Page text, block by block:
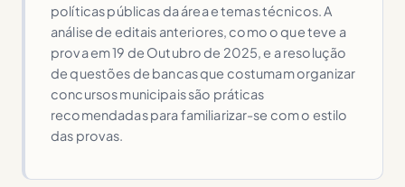
políticas públicas da área e temas técnicos. A
análise de editais anteriores, como o que teve a
prova em 19 de Outubro de 2025, e a resolução
de questões de bancas que costumam organizar
concursos municipais são práticas
recomendadas para familiarizar-se com o estilo
das provas.